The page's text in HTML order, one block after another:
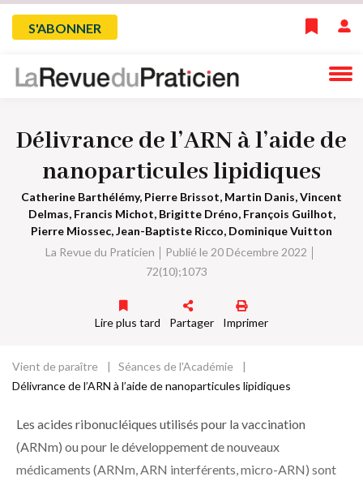
Skip
navigation
Menu
du
de
l'utilisateur
S'ABONNER
Délivrance de l’ARN à l’aide de
nanoparticules lipidiques
Catherine Barthélémy, Pierre Brissot, Martin Danis, Vincent
Delmas, Francis Michot, Brigitte Dréno, François Guilhot,
Pierre Miossec, Jean-Baptiste Ricco, Dominique Vuitton
La Revue du Praticien
Publié le 20 Décembre 2022
72(10);1073
Lire plus tard Partager Imprimer
Fil
d'Ariane
Vient de paraître
Séances de l'Académie
Délivrance de l’ARN à l’aide de nanoparticules lipidiques
Les acides ribonucléiques utilisés pour la vaccination
(ARNm) ou pour le développement de nouveaux
médicaments (ARNm, ARN interférents, micro-ARN) sont